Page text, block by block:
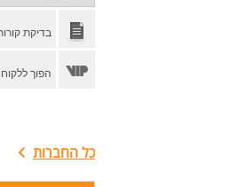
בדיקת
הפוך ללקוח VIP
כל החברות